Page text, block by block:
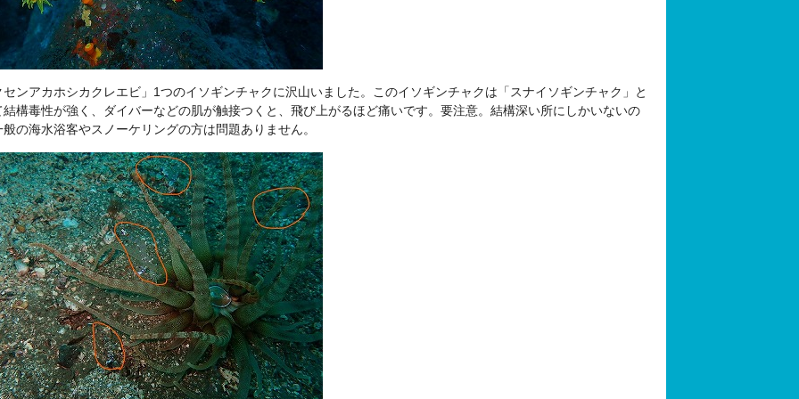
センアカホシカクレエビ」1つのイソギンチャクに沢山いました。このイソギンチャクは「スナイソギンチャク」と
結構毒性が強く、ダイバーなどの肌が触接つくと、飛び上がるほど痛いです。要注意。結構深い所にしかいないの
の海水浴客やスノーケリングの方は問題ありません。